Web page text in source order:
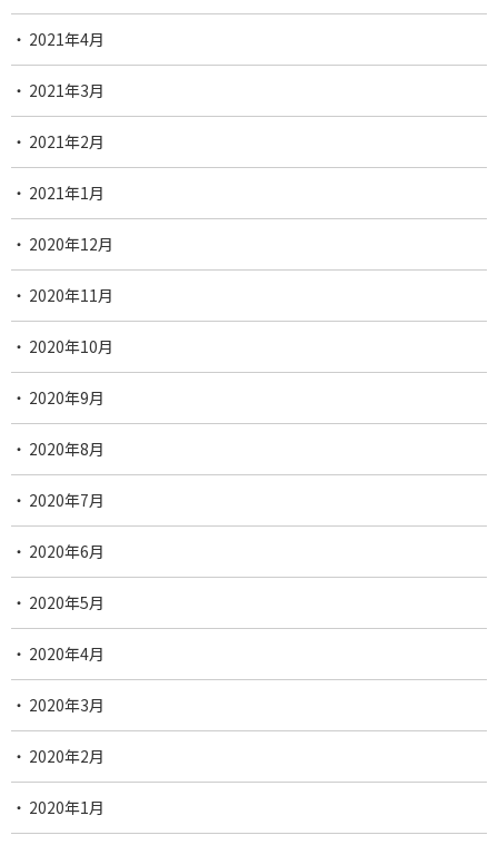
2021年4月
2021年3月
2021年2月
2021年1月
2020年12月
2020年11月
2020年10月
2020年9月
2020年8月
2020年7月
2020年6月
2020年5月
2020年4月
2020年3月
2020年2月
2020年1月